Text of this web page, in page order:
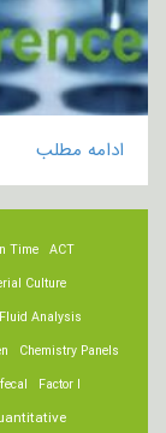
ادامه مطلب
ACT
Time
Culture
Analysis
Chemistry Panels
Factor I
fecal